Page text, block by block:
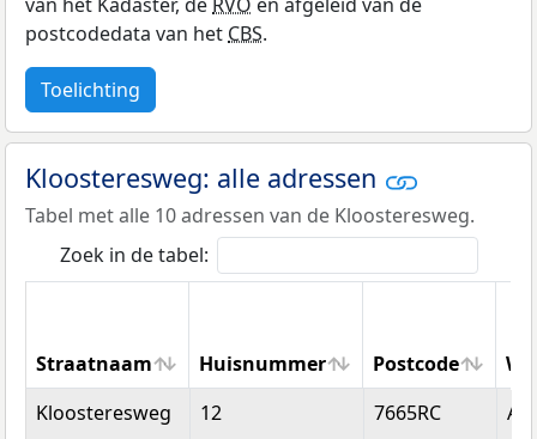
van het Kadaster, deRVO en afgeleid van de
postcodedata van hetCBS.
Toelichting
Kloosteresweg: alle adressen
Tabel met alle 10 adressen van de Kloosteresweg.
Zoek in de tabel:
Straatnaam Huisnummer Postcode
Straatnaam
Huisnummer Postcode
Kloosteresweg 12 7665RC